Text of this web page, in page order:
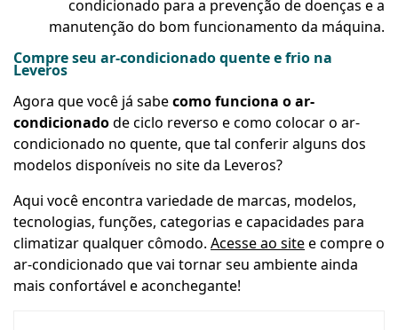
condicionado para a prevenção de doenças e a
manutenção do bom funcionamento da máquina.
Compre seu ar-condicionado quente e frio na
Leveros
Agora que você já sabecomo funciona o ar-
condicionadode ciclo reverso e como colocar o ar-
condicionado no quente, que tal conferir alguns dos
modelos disponíveis no site da Leveros?
Aqui você encontra variedade de marcas, modelos,
tecnologias, funções, categorias e capacidades para
climatizar qualquer cômodo. Acesse ao sitee compre o
ar-condicionado que vai tornar seu ambiente ainda
mais confortável e aconchegante!